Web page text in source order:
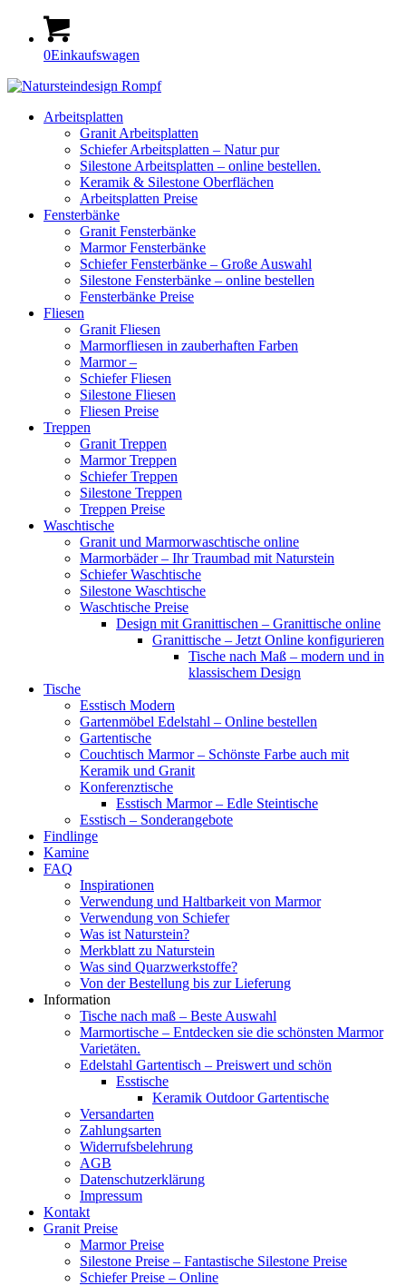
0Einkaufswagen
Arbeitsplatten
Granit Arbeitsplatten
Schiefer Arbeitsplatten – Natur pur
Silestone Arbeitsplatten – online bestellen.
Keramik & Silestone Oberflächen
Arbeitsplatten Preise
Fensterbänke
Granit Fensterbänke
Marmor Fensterbänke
Schiefer Fensterbänke – Große Auswahl
Silestone Fensterbänke – online bestellen
Fensterbänke Preise
Fliesen
Granit Fliesen
Marmorfliesen in zauberhaften Farben
Marmor –
Schiefer Fliesen
Silestone Fliesen
Fliesen Preise
Treppen
Granit Treppen
Marmor Treppen
Schiefer Treppen
Silestone Treppen
Treppen Preise
Waschtische
Granit und Marmorwaschtische online
Marmorbäder – Ihr Traumbad mit Naturstein
Schiefer Waschtische
Silestone Waschtische
Waschtische Preise
Design mit Granittischen – Granittische online
Granittische – Jetzt Online konfigurieren
Tische nach Maß – modern und in
klassischem Design
Tische
Esstisch Modern
Gartenmöbel Edelstahl – Online bestellen
Gartentische
Couchtisch Marmor – Schönste Farbe auch mit
Keramik und Granit
Konferenztische
Esstisch Marmor – Edle Steintische
Esstisch – Sonderangebote
Findlinge
Kamine
FAQ
Inspirationen
Verwendung und Haltbarkeit von Marmor
Verwendung von Schiefer
Was ist Naturstein?
Merkblatt zu Naturstein
Was sind Quarzwerkstoffe?
Von der Bestellung bis zur Lieferung
Information
Tische nach maß – Beste Auswahl
Marmortische – Entdecken sie die schönsten Marmor
Varietäten.
Edelstahl Gartentisch – Preiswert und schön
Esstische
Keramik Outdoor Gartentische
Versandarten
Zahlungsarten
Widerrufsbelehrung
AGB
Datenschutzerklärung
Impressum
Kontakt
Granit Preise
Marmor Preise
Silestone Preise – Fantastische Silestone Preise
Schiefer Preise – Online